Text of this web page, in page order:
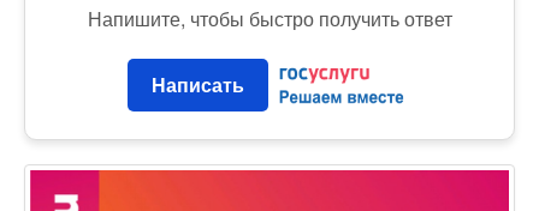
Напишите, чтобы быстро получить ответ
Написать